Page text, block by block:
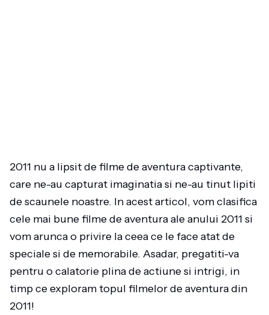
2011 nu a lipsit de filme de aventura captivante,
care ne-au capturat imaginatia si ne-au tinut lipiti
de scaunele noastre. In acest articol, vom clasifica
cele mai bune filme de aventura ale anului 2011 si
vom arunca o privire la ceea ce le face atat de
speciale si de memorabile. Asadar, pregatiti-va
pentru o calatorie plina de actiune si intrigi, in
timp ce exploram topul filmelor de aventura din
2011!